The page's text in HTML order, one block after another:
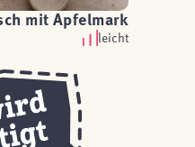
mit Apfelmark
leicht